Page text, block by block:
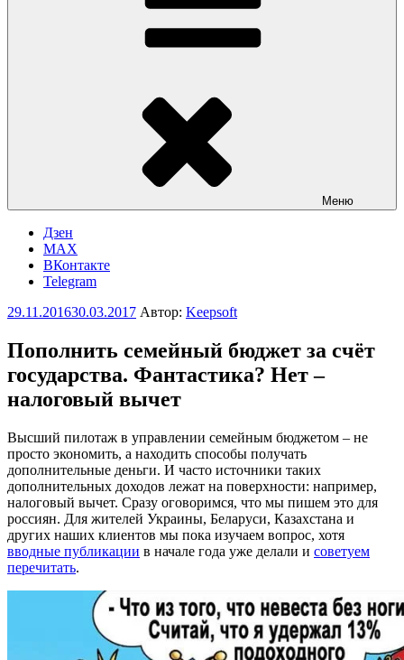
Меню
Дзен
MAX
ВКонтакте
Telegram
Опубликовано
29.11.201630.03.2017 Автор: Keepsoft
Пополнить семейный бюджет за счёт
государства. Фантастика? Нет –
налоговый вычет
Высший пилотаж в управлении семейным бюджетом – не
просто экономить, а находить способы получать
дополнительные деньги. И часто источники таких
дополнительных доходов лежат на поверхности: например,
налоговый вычет. Сразу оговоримся, что мы пишем это для
россиян. Для жителей Украины, Беларуси, Казахстана и
других наших клиентов мы пока изучаем вопрос, хотя
вводные публикации в начале года уже делали и советуем
перечитать.